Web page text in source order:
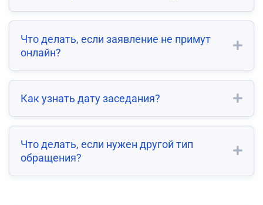
Что делать, если заявление не примут
онлайн?
Как узнать дату заседания?
Что делать, если нужен другой тип
обращения?